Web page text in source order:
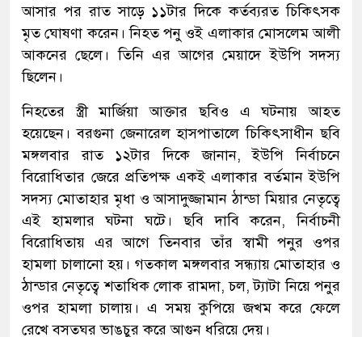
আসার পর রাত সাড়ে ১১টার দিকে কর্তব্যরত চিকিৎসক
মৃত ঘোষণা করেন। নিহত পনু ওই এলাকার মোসলেম আলী
আকনের ছেলে। তিনি এর আগের মেয়াদে ইউপি সদস্য
ছিলেন।
নিহতের স্ত্রী মার্জিয়া আক্তার ছবিও এ ঘটনায় আহত
হয়েছেন। বরগুনা জেনারেল হাসপাতালে চিকিৎসাধীন ছবি
মঙ্গলবার রাত ১২টার দিকে জানান, ইউপি নির্বাচনে
বিরোধিতার জেরে প্রতিপক্ষ একই এলাকার বর্তমান ইউপি
সদস্য মোতাহার মৃধা ও আসাদুজ্জামান ঠান্ডা মিয়ার নেতৃত্বে
এই হামলার ঘটনা ঘটে। ছবি দাবি করেন, নির্বাচনী
বিরোধিতায় এর আগে তিনবার তাঁর স্বামী পনুর ওপর
হামলা চালানো হয়। গতকাল মঙ্গলবার সন্ধ্যায় মোতাহার ও
ঠান্ডার নেতৃত্বে শতাধিক লোক রামদা, চল, ট্যাটা নিয়ে পনুর
ওপর হামলা চালায়। এ সময় কুপিয়ে জখম করে ফেলে
রেখে বসতঘর ভাঙচুর করে আগুন ধরিয়ে দেয়।